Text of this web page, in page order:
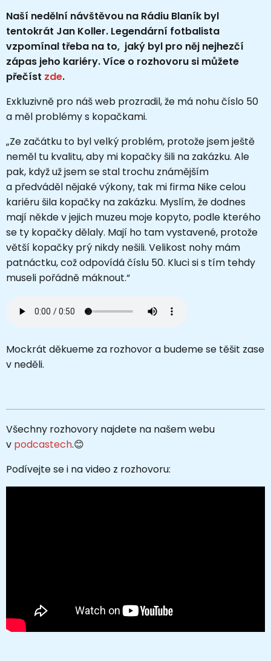
Naší nedělní návštěvou na Rádiu Blaník byl
tentokrát Jan Koller. Legendární fotbalista
vzpomínal třeba na to, jaký byl pro něj nejhezčí
zápas jeho kariéry. Více o rozhovoru si můžete
přečíst zde.
Exkluzivně pro náš web prozradil, že má nohu číslo 50
a měl problémy s kopačkami.
„Ze začátku to byl velký problém, protože jsem ještě
neměl tu kvalitu, aby mi kopačky šili na zakázku. Ale
pak, když už jsem se stal trochu známějším
a předváděl nějaké výkony, tak mi firma Nike celou
kariéru šila kopačky na zakázku. Myslím, že dodnes
mají někde v jejich muzeu moje kopyto, podle kterého
se ty kopačky dělaly. Mají ho tam vystavené, protože
větší kopačky prý nikdy nešili. Velikost nohy mám
patnáctku, což odpovídá číslu 50. Kluci si s tím tehdy
museli pořádně máknout.“
Mockrát děkueme za rozhovor a budeme se těšit zase
v neděli.
Všechny rozhovory najdete na našem webu
v podcastech.😊
Podívejte se i na video z rozhovoru: